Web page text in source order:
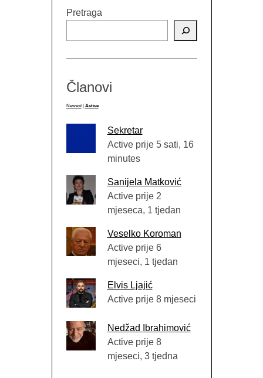
Pretraga
Članovi
Newest Active
Sekretar
Active prije 5 sati, 16
minutes
Sanijela Matković
Active prije 2
mjeseca, 1 tjedan
Veselko Koroman
Active prije 6
mjeseci, 1 tjedan
Elvis Ljajić
Active prije 8 mjeseci
Nedžad Ibrahimović
Active prije 8
mjeseci, 3 tjedna